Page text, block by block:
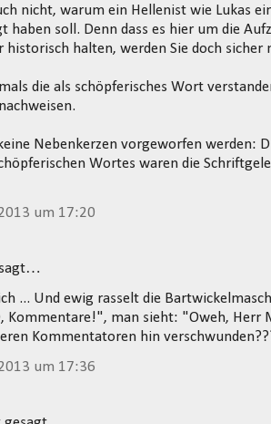
nicht, warum ein Hellenist wie Lukas
haben soll. Denn dass es hier um die
historisch halten, werden Sie doch
die als schöpferisches Wort
Nebenkerzen vorgeworfen werden:
Wortes waren die
um 17:20
... Und ewig rasselt die
Kommentare!", man sieht: "Oweh, Herr
Kommentatoren hin
um 17:36